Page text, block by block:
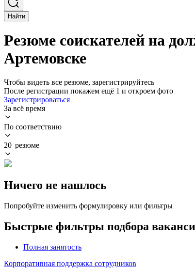
Найти
Резюме соискателей на
Артемовске
Чтобы видеть все резюме, зарегистрируйтесь
После регистрации покажем ещё 1 и откроем фото
Зарегистрироваться
За всё время
По соответствию
20 резюме
Ничего не нашлось
Попробуйте изменить формулировку или фильтры
Быстрые фильтры подбора
Полная занятость
Корпоративная поддержка сотрудников